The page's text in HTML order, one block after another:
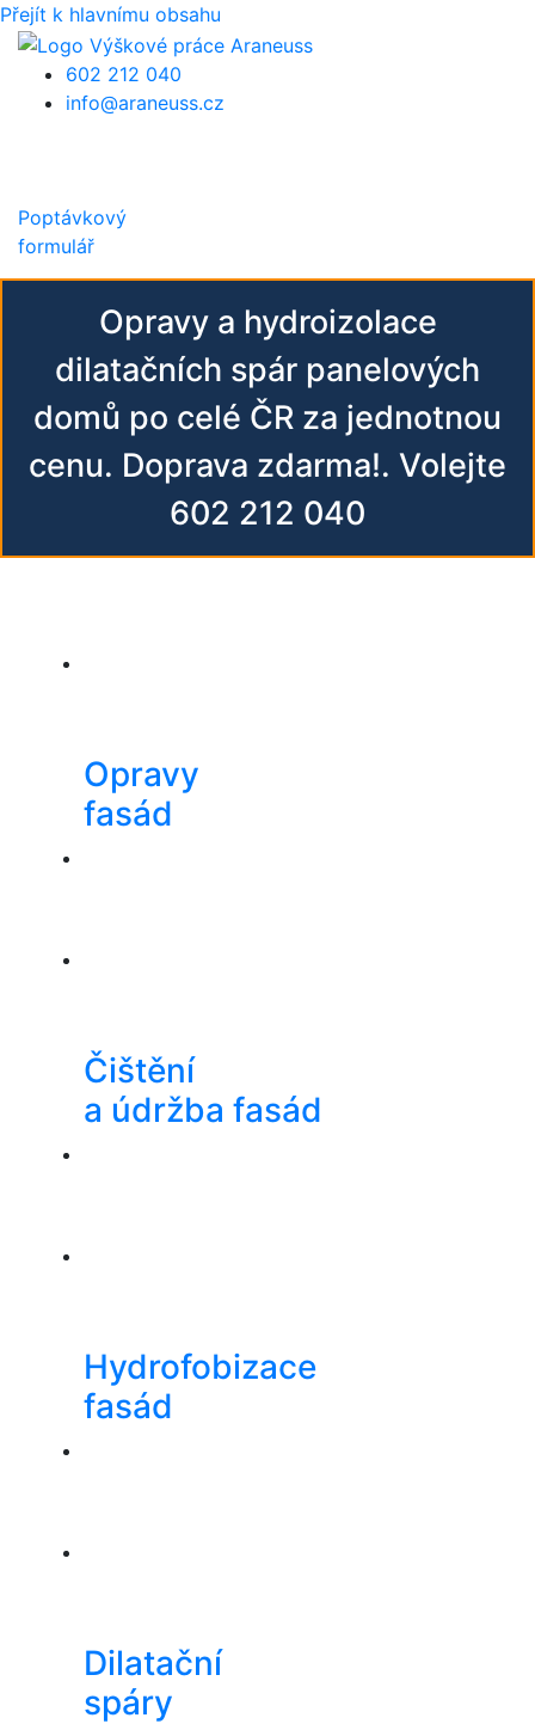
Přejít k hlavnímu obsahu
602 212 040
info@araneuss.cz
Poptávkový
formulář
Opravy a hydroizolace
dilatačních spár panelových
domů po celé ČR za jednotnou
cenu. Doprava zdarma!. Volejte
602 212 040
Opravy
fasád
Čištění
a údržba fasád
Hydrofobizace
fasád
Dilatační
spáry